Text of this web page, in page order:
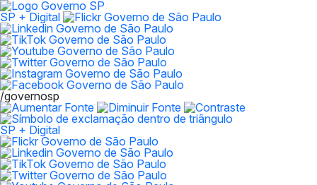
SP + Digital
/governosp
SP + Digital